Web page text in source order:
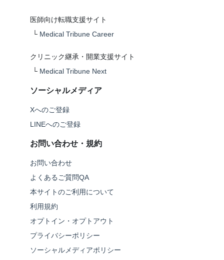
医師向け転職支援サイト
└ Medical Tribune Career
クリニック継承・開業支援サイト
└ Medical Tribune Next
ソーシャルメディア
Xへのご登録
LINEへのご登録
お問い合わせ・規約
お問い合わせ
よくあるご質問QA
本サイトのご利用について
利用規約
オプトイン・オプトアウト
プライバシーポリシー
ソーシャルメディアポリシー